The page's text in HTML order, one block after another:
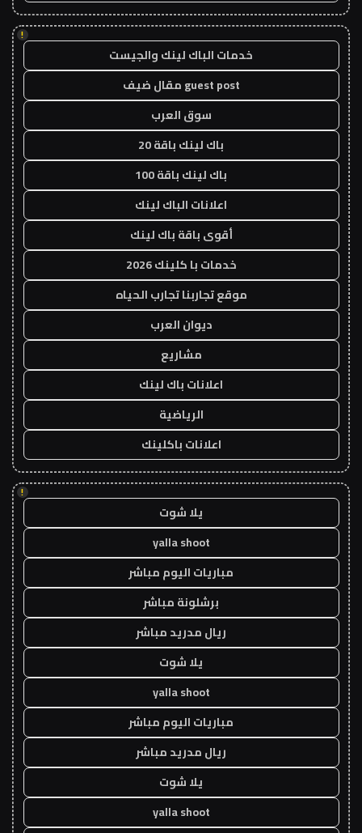
!
خدمات الباك لينك والجيست
guest post مقال ضيف
سوق العرب
باك لينك باقة 20
باك لينك باقة 100
اعلانات الباك لينك
أقوى باقة باك لينك
خدمات با كلينك 2026
موقع تجاربنا تجارب الحياه
ديوان العرب
مشاريع
اعلانات باك لينك
الرياضية
اعلانات باكلينك
!
يلا شوت
yalla shoot
مباريات اليوم مباشر
برشلونة مباشر
ريال مدريد مباشر
يلا شوت
yalla shoot
مباريات اليوم مباشر
ريال مدريد مباشر
يلا شوت
yalla shoot